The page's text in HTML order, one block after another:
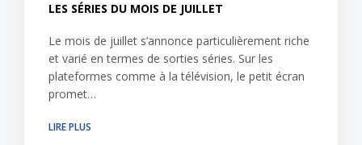
LES SÉRIES DU MOIS DE JUILLET
Le mois de juillet s’annonce particulièrement riche
et varié en termes de sorties séries. Sur les
plateformes comme à la télévision, le petit écran
promet…
LIRE PLUS